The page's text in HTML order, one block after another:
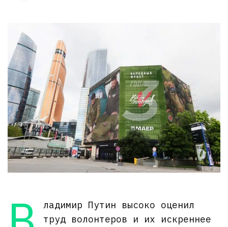
ладимир Путин высоко оценил
труд волонтеров и их искреннее